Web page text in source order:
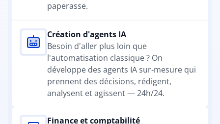
paperasse.
Création d'agents IA
Besoin d'aller plus loin que
l'automatisation classique ? On
développe des agents IA sur-mesure qui
prennent des décisions, rédigent,
analysent et agissent — 24h/24.
Finance et comptabilité